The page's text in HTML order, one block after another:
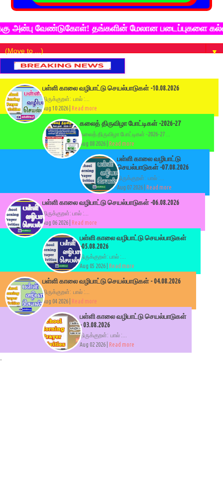
வேண்டுகோள்! தங்களின் மேலான படைப்புகளை
▼
பள்ளி காலை வழிபாட்டு செயல்பாடுகள் -10.08.2026
திருக்குறள்: பால் :...
Aug 10 2026 | Read more
கலைத் திருவிழா போட்டிகள் -2026-27
கலைத் திருவிழா போட்டிகள் -2026-27 ...
Aug 08 2026 | Read more
பள்ளி காலை வழிபாட்டு
செயல்பாடுகள் -07.08.2026
திருக்குறள்: பால் :...
Aug 07 2026 | Read more
பள்ளி காலை வழிபாட்டு செயல்பாடுகள் -06.08.2026
திருக்குறள்: பால் :...
Aug 06 2026 | Read more
பள்ளி காலை வழிபாட்டு செயல்பாடுகள்
-05.08.2026
திருக்குறள்: பால் :...
Aug 05 2026 | Read more
பள்ளி காலை வழிபாட்டு செயல்பாடுகள் - 04.08.2026
திருக்குறள்: பால் :...
Aug 04 2026 | Read more
பள்ளி காலை வழிபாட்டு செயல்பாடுகள்
- 03.08.2026
திருக்குறள்: பால் :...
Aug 02 2026 | Read more